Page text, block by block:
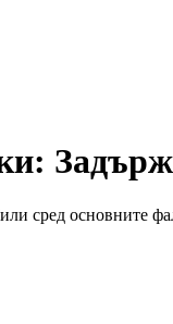
сред основните